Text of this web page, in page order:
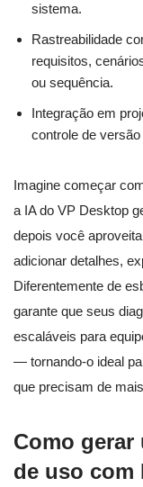
sistema.
Rastreabilidade
requisitos,
ou sequência.
Integração em
controle de
Imagine começar
a IA do VP Desktop
depois você
adicionar detalhes,
Diferentemente de
garante que seus
escaláveis para
— tornando-o ideal
que precisam de
Como gerar
de uso com